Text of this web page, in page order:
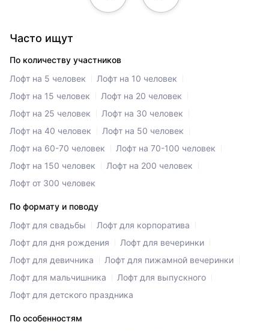
Часто ищут
По количеству участников
Лофт на 5 человек
Лофт на 10 человек
Лофт на 15 человек
Лофт на 20 человек
Лофт на 25 человек
Лофт на 30 человек
Лофт на 40 человек
Лофт на 50 человек
Лофт на 60-70 человек
Лофт на 70-100 человек
Лофт на 150 человек
Лофт на 200 человек
Лофт от 300 человек
По формату и поводу
Лофт для свадьбы
Лофт для корпоратива
Лофт для дня рождения
Лофт для вечеринки
Лофт для девичника
Лофт для пижамной вечеринки
Лофт для мальчишника
Лофт для выпускного
Лофт для детского праздника
По особенностям